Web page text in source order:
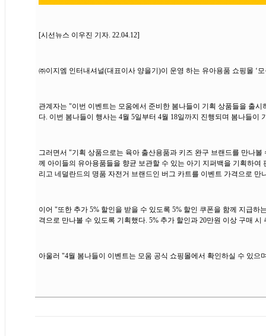
[시선뉴스 이우진 기자. 22.04.12]
㈜이지엠 인터내셔널(대표이사 양을기)이 운영 하는 유아용품 쇼핑몰 ‘
관계자는 "이번 이벤트는 모움에서 준비한 봄나들이 기획 상품들을 출
다. 이번 봄나들이 행사는 4월 5일부터 4월 18일까지 진행되며 봄나들
그러면서 "기획 상품으로는 육아 출산용품과 키즈 완구 브랜드를 만나
께 아이들의 유아용품들을 향균 보관할 수 있는 아기 지퍼백을 기획하
리고 네덜란드의 명품 자전거 브랜드인 버그 카트를 이벤트 가격으로 만
이어 "또한 추가 5% 할인을 받을 수 있도록 5% 할인 쿠폰을 함께 지급
격으로 만나볼 수 있도록 기획했다. 5% 추가 할인과 20만원 이상 구매
아울러 "4월 봄나들이 이벤트는 모움 공식 쇼핑몰에서 확인하실 수 있